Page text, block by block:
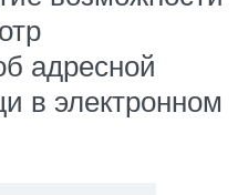
адресной
в электронном